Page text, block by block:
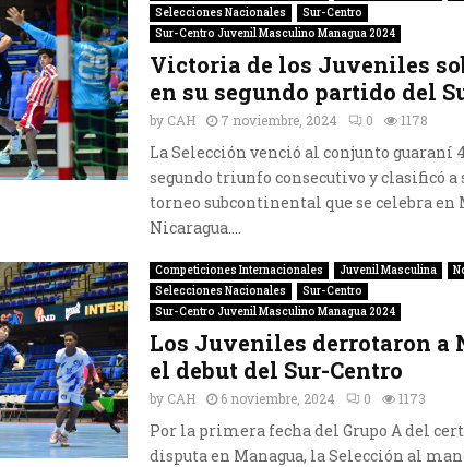
Selecciones Nacionales
Sur-Centro
Sur-Centro Juvenil Masculino Managua 2024
Victoria de los Juveniles
en su segundo partido del
by CAH 7 noviembre, 2024 0 1178
La Selección venció al conjunto guaraní
segundo triunfo consecutivo y clasificó
torneo subcontinental que se celebra en
Nicaragua....
Competiciones Internacionales Juvenil Masculina
Selecciones Nacionales
Sur-Centro
Sur-Centro Juvenil Masculino Managua 2024
Los Juveniles derrotaron a
el debut del Sur-Centro
by CAH 6 noviembre, 2024 0 1173
Por la primera fecha del Grupo A del
disputa en Managua, la Selección al